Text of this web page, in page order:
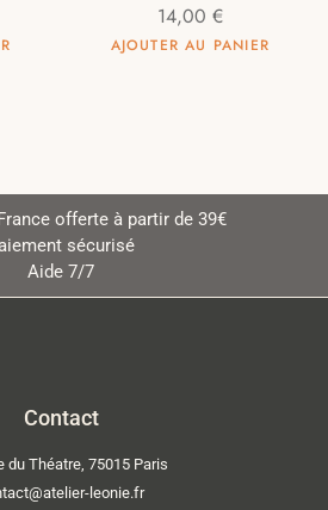
14,00 €
AJOUTER AU PANIER
offerte à partir de 39€
sécurisé
Aide 7/7
Contact
du Théatre, 75015 Paris
leonie.fr